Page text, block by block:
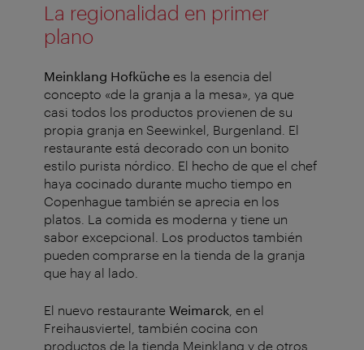
La regionalidad en primer
plano
Meinklang Hofküche es la esencia del
concepto «de la granja a la mesa», ya que
casi todos los productos provienen de su
propia granja en Seewinkel, Burgenland. El
restaurante está decorado con un bonito
estilo purista nórdico. El hecho de que el chef
haya cocinado durante mucho tiempo en
Copenhague también se aprecia en los
platos. La comida es moderna y tiene un
sabor excepcional. Los productos también
pueden comprarse en la tienda de la granja
que hay al lado.
El nuevo restaurante Weimarck , en el
Freihausviertel, también cocina con
productos de la tienda Meinklang y de otros